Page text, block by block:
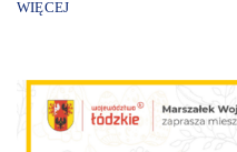
WIĘCEJ